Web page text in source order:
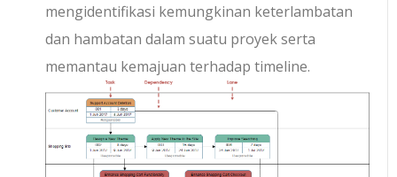
mengidentifikasi kemungkinan keterlambatan
dan hambatan dalam suatu proyek serta
memantau kemajuan terhadap timeline.